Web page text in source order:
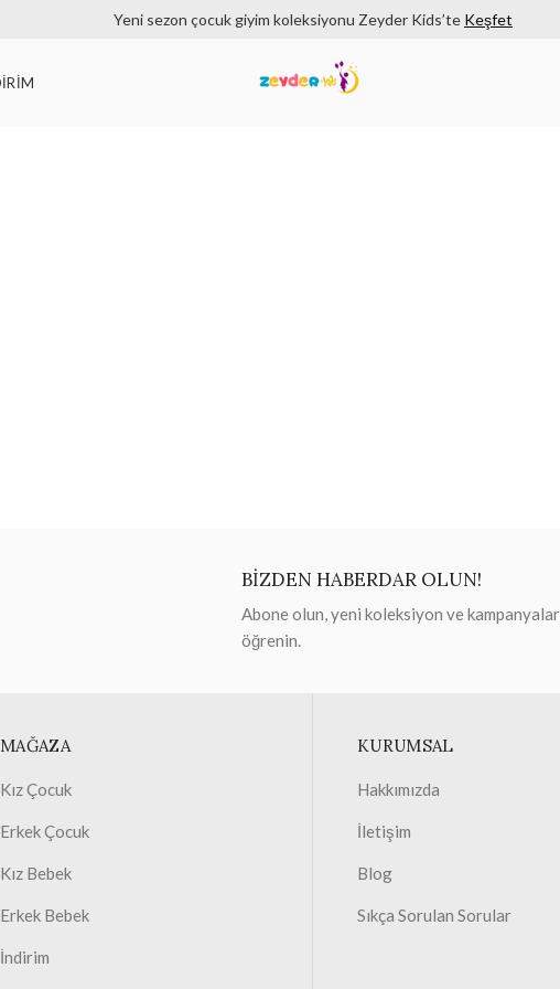
Yeni sezon çocuk giyim koleksiyonu Zeyder Kids’te Keşfet
BİZDEN HABERDAR OLUN!
Abone olun, yeni koleksiyon ve
öğrenin.
MAĞAZA
Kız Çocuk
Erkek Çocuk
Kız Bebek
Erkek Bebek
İndirim
KURUMSAL
Hakkımızda
İletişim
Blog
Sıkça Sorulan Sorular